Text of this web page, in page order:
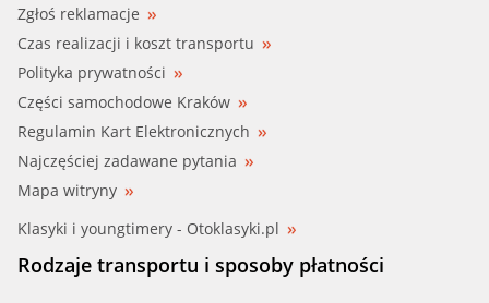
Zgłoś reklamacje
Czas realizacji i koszt transportu
Polityka prywatności
Części samochodowe Kraków
Regulamin Kart Elektronicznych
Najczęściej zadawane pytania
Mapa witryny
Klasyki i youngtimery - Otoklasyki.pl
Rodzaje transportu i sposoby płatności